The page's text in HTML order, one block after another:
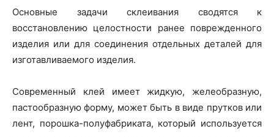
Основные задачи склеивания сводятся к
восстановлению целостности ранее поврежденного
изделия или для соединения отдельных деталей для
изготавливаемого изделия.
Современный клей имеет жидкую, желеобразную,
пастообразную форму, может быть в виде прутков или
лент, порошка-полуфабриката, который используется